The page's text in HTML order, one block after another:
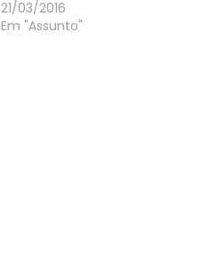
21/03/2016
Em "Assunto"